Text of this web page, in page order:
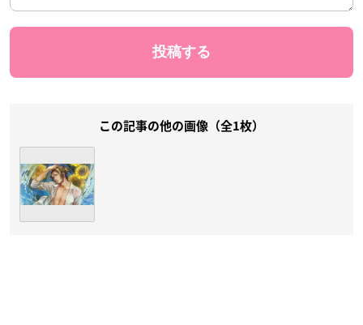
この記事の他の画像（全1枚）